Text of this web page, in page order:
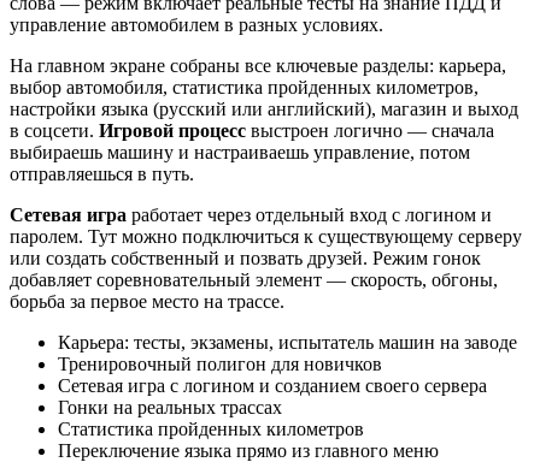
управление автомобилем в разных условиях.
На главном экране собраны все ключевые разделы: карьера,
выбор автомобиля, статистика пройденных километров,
настройки языка (русский или английский), магазин и выход
в соцсети. Игровой процесс выстроен логично — сначала
выбираешь машину и настраиваешь управление, потом
отправляешься в путь.
Сетевая игра работает через отдельный вход с логином и
паролем. Тут можно подключиться к существующему серверу
или создать собственный и позвать друзей. Режим гонок
добавляет соревновательный элемент — скорость, обгоны,
борьба за первое место на трассе.
Карьера: тесты, экзамены, испытатель машин на заводе
Тренировочный полигон для новичков
Сетевая игра с логином и созданием своего сервера
Гонки на реальных трассах
Статистика пройденных километров
Переключение языка прямо из главного меню